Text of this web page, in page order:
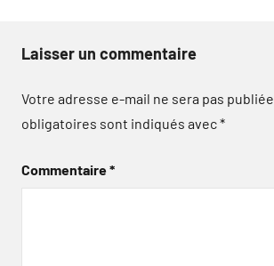
Laisser un commentaire
Votre adresse e-mail ne sera pas publiée.
obligatoires sont indiqués avec*
Commentaire*